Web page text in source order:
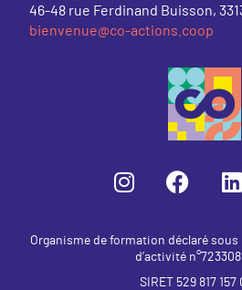
46-48 rue Ferdinand Buisson,
bienvenue@co-actions.coop
Organisme de formation déclaré
d’activité
SIRET 529 817 157